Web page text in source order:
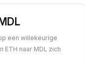
een willekeurige
naar MDL zich